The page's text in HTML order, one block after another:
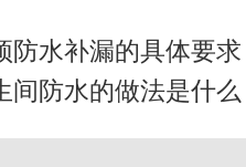
防水补漏的具体要求
间防水的做法是什